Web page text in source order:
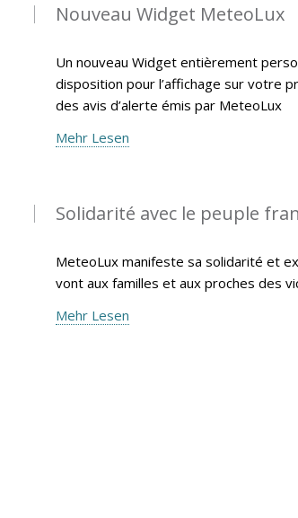
Nouveau Widget MeteoLux
Un nouveau Widget entièrement
disposition pour l’affichage sur votre
des avis d’alerte émis par MeteoLux
Mehr Lesen
Solidarité avec le peuple
MeteoLux manifeste sa solidarité et
vont aux familles et aux proches des
Mehr Lesen